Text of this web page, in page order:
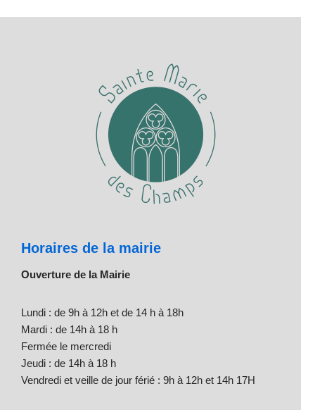
Horaires de la mairie
Ouverture de la Mairie
Lundi : de 9h à 12h et de 14 h à 18h
Mardi : de 14h à 18 h
Fermée le mercredi
Jeudi : de 14h à 18 h
Vendredi et veille de jour férié : 9h à 12h et 14h 17H